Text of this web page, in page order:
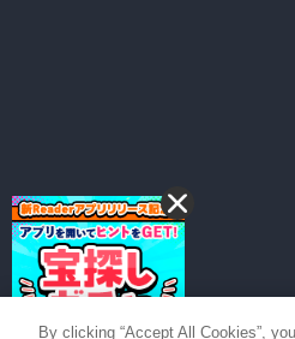
By clicking “Accept All Cookies”,